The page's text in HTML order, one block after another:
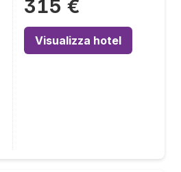
315 €
Visualizza hotel